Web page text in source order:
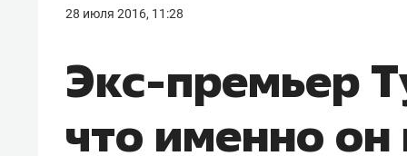
28 июля 2016, 11:28
Экс-премьер
что именно он
правил, бизнес может
потерять минимум